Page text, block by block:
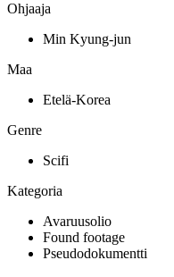
Ohjaaja
Min Kyung-jun
Maa
Etelä-Korea
Genre
Scifi
Kategoria
Avaruusolio
Found footage
Pseudodokumentti